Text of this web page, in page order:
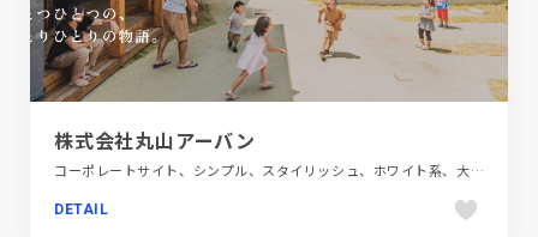
株式会社丸山アーバン
コーポレートサイト、シンプル、スタイリッシュ、ホワイト系、大きめ写真、建設・住宅・不動産
DETAIL